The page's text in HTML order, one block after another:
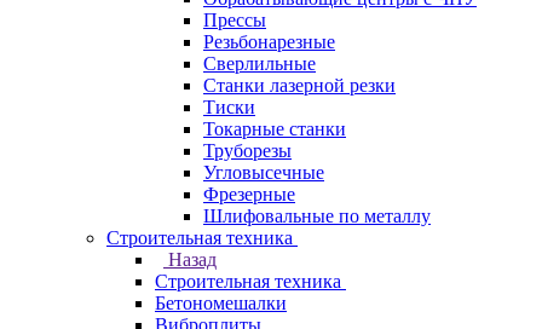
Прессы
Резьбонарезные
Сверлильные
Станки лазерной резки
Тиски
Токарные станки
Труборезы
Угловысечные
Фрезерные
Шлифовальные по металлу
Строительная техника
Назад
Строительная техника
Бетономешалки
Виброплиты